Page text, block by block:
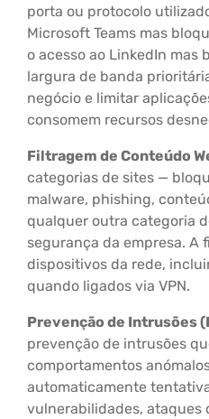
porta ou protocolo
Microsoft Teams mas
o acesso ao LinkedIn mas
largura de banda
negócio e limitar
consomem recursos
Filtragem de Conteúdo
categorias de sites —
malware, phishing,
qualquer outra categoria
segurança da empresa. A
dispositivos da rede,
quando ligados via VPN.
Prevenção de Intrusões
prevenção de intrusões
comportamentos
automaticamente
vulnerabilidades, ataques